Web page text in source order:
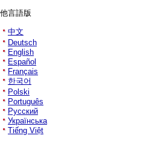
他言語版
中文
Deutsch
English
Español
Français
한국어
Polski
Português
Русский
Українська
Tiếng Việt